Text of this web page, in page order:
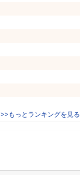
>>もっとランキングを見る